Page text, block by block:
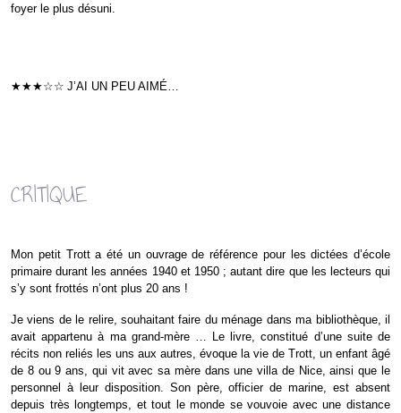
foyer le plus désuni.
★★★☆☆ J’AI UN PEU AIMÉ…
CRITIQUE
Mon petit Trott a été un ouvrage de référence pour les dictées d’école
primaire durant lesannées 1940 et 1950 ; autant dire que les lecteurs qui
s’y sont frottés n’ont plus 20 ans !
Je viens de le relire, souhaitant faire du ménage dans ma bibliothèque, il
avait appartenu à ma grand-mère … Le livre, constitué d’une suite de
récits non reliés les uns aux autres, évoque la vie de Trott, un enfant âgé
de 8 ou 9 ans, qui vit avec sa mère dans une villa de Nice, ainsi que le
personnel à leur disposition. Son père, officier de marine, est absent
depuis très longtemps, et tout le monde se vouvoie avec une distance